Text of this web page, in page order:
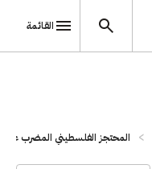
القائمة
المحتجز الفلسطيني المضرب